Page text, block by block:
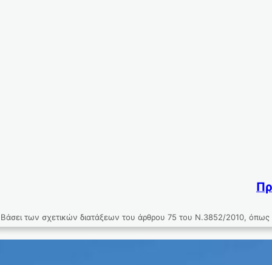
των σχετικών διατάξεων του άρθρου 75 του Ν.3852/2010,